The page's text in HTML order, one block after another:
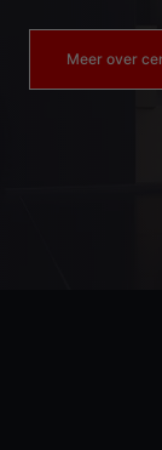
Meer over